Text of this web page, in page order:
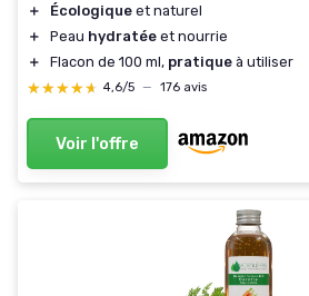
＋
Écologique et naturel
＋
Peau hydratée et nourrie
＋
Flacon de 100 ml, pratique à utiliser
★★★★★
★★★★★ 4,6/5 — 176 avis
Voir l'offre